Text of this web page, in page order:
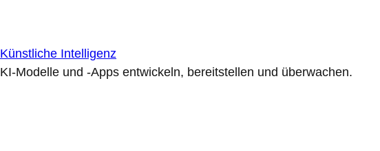
Künstliche Intelligenz
KI-Modelle und -Apps entwickeln, bereitstellen und überwachen.